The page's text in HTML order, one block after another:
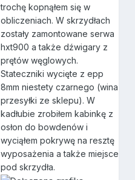
trochę kopnąłem się w
obliczeniach. W skrzydłach
zostały zamontowane serwa
hxt900 a także dźwigary z
prętów węglowych.
Stateczniki wycięte z epp
8mm niestety czarnego (wina
przesyłki ze sklepu). W
kadłubie zrobiłem kabinkę z
osłon do bowdenów i
wyciąłem pokrywę na resztę
wyposażenia a także miejsce
pod skrzydła.